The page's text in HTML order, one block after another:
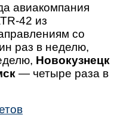
авиакомпания
42 из
со
раз в неделю,
Новокузнецк
— четыре раза в